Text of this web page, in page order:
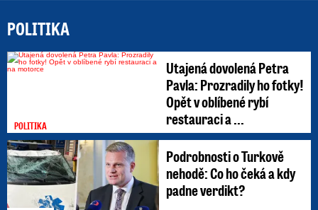
POLITIKA
POLITIKA
Utajená dovolená Petra
Pavla: Prozradily ho fotky!
Opět v oblíbené rybí
restauraci a ...
Podrobnosti o Turkově
nehodě: Co ho čeká a kdy
padne verdikt?